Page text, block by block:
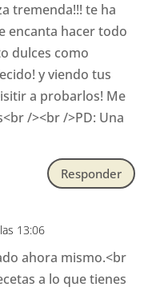
tremenda!!! te ha
encanta hacer todo
dulces como
y viendo tus
a probarlos! Me
/><br />PD: Una
Responder
13:06
ahora mismo.<br
a lo que tienes